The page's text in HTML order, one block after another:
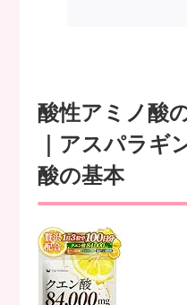
酸性アミノ酸
｜アスパラギ
酸の基本